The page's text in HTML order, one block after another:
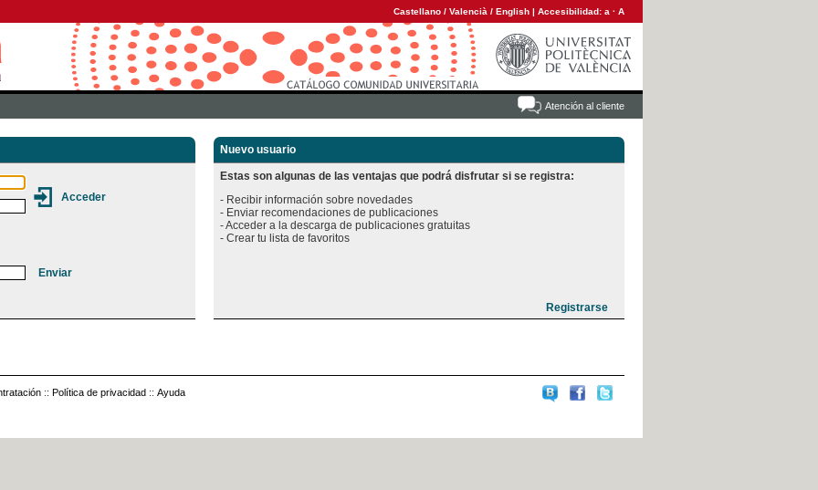
Castellano / Valencià / English | Accesibilidad: a · A
Atención al cliente
Nuevo usuario
Estas son algunas de las ventajas que podrá disfrutar si se registra:
- Recibir información sobre novedades
- Enviar recomendaciones de publicaciones
- Acceder a la descarga de publicaciones gratuitas
:: Política de privacidad :: Ayuda